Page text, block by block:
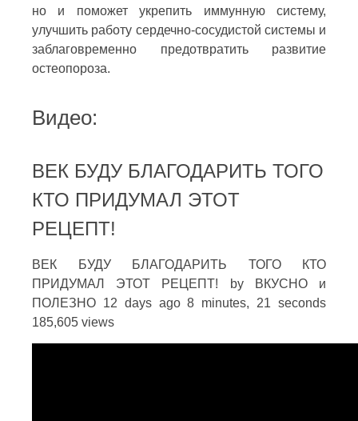
но и поможет укрепить иммунную систему,
улучшить работу сердечно-сосудистой системы и
заблаговременно предотвратить развитие
остеопороза.
Видео:
ВЕК БУДУ БЛАГОДАРИТЬ ТОГО
КТО ПРИДУМАЛ ЭТОТ
РЕЦЕПТ!
ВЕК БУДУ БЛАГОДАРИТЬ ТОГО КТО
ПРИДУМАЛ ЭТОТ РЕЦЕПТ! by ВКУСНО и
ПОЛЕЗНО 12 days ago 8 minutes, 21 seconds
185,605 views